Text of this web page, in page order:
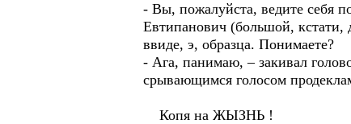
- Вы, пожалуйста, ведите себя
Евтипанович (большой, кстати,
ввиде, э, образца. Понимаете?
- Ага, панимаю, – закивал
срывающимся голосом
Копя на ЖЫЗНЬ !